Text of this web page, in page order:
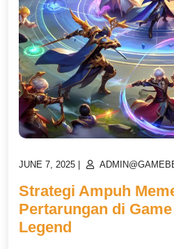
POSTED
JUNE 7, 2025
POSTED
Strategi Ampuh
Pertarungan di
Legend